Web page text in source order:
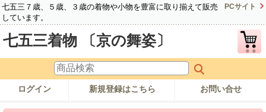
七五三７歳、５歳、３歳の着物や小物を豊富に取り揃えて販売
しています。
PCサイト
七五三着物 〔京の舞姿〕
ログイン 新規登録はこちら お問い合せ